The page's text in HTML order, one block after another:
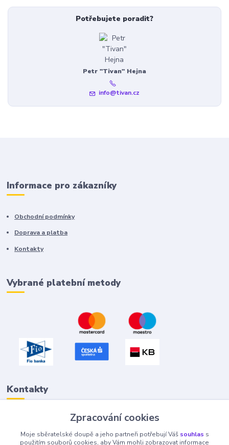
Potřebujete poradit?
Petr "Tivan" Hejna
info@tivan.cz
Informace pro zákazníky
Obchodní podmínky
Doprava a platba
Kontakty
Vybrané platební metody
Kontakty
info@tivan.cz
Zpracování cookies
Moje sběratelské doupě a jeho partneři potřebují Váš souhlas s
použitím souborů cookies, aby Vám mohli zobrazovat informace